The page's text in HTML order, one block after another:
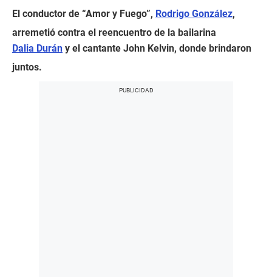
El conductor de “Amor y Fuego”, Rodrigo González,
arremetió contra el reencuentro de la bailarina
Dalia Durán y el cantante John Kelvin, donde brindaron
juntos.